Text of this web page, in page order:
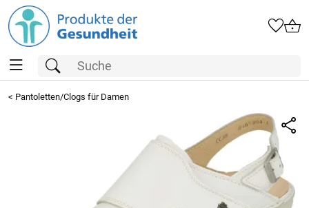
< Pantoletten/Clogs für Damen